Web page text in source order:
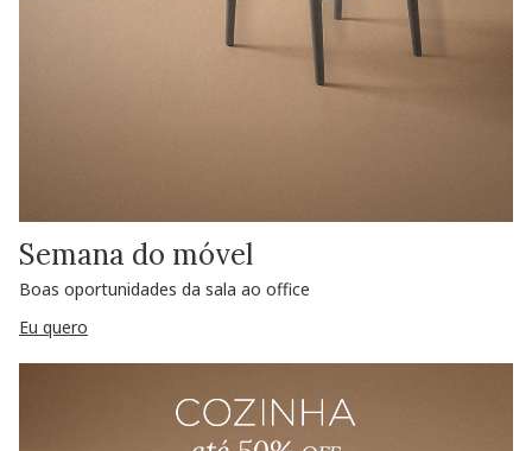
Semana do móvel
Boas oportunidades da sala ao office
Eu quero